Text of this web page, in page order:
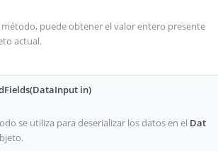
método, puede obtener el valor entero presente
actual.
in)
se utiliza para deserializar los datos en el Dat